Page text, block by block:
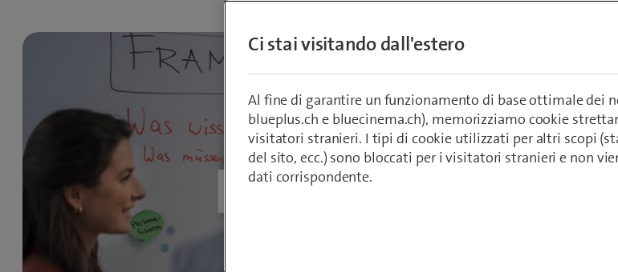
Business & IT
Ci stai visitando dall'estero
Al fine di garantire un funzionamento di base ottimale dei
blueplus.ch e bluecinema.ch), memorizziamo cookie
visitatori stranieri. I tipi di cookie utilizzati per altri scopi
del sito, ecc.) sono bloccati per i visitatori stranieri e non
dati corrispondente.